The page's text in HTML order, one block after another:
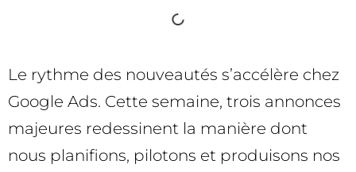
Le rythme des nouveautés s’accélère chez
Google Ads. Cette semaine, trois annonces
majeures redessinent la manière dont
nous planifions, pilotons et produisons nos